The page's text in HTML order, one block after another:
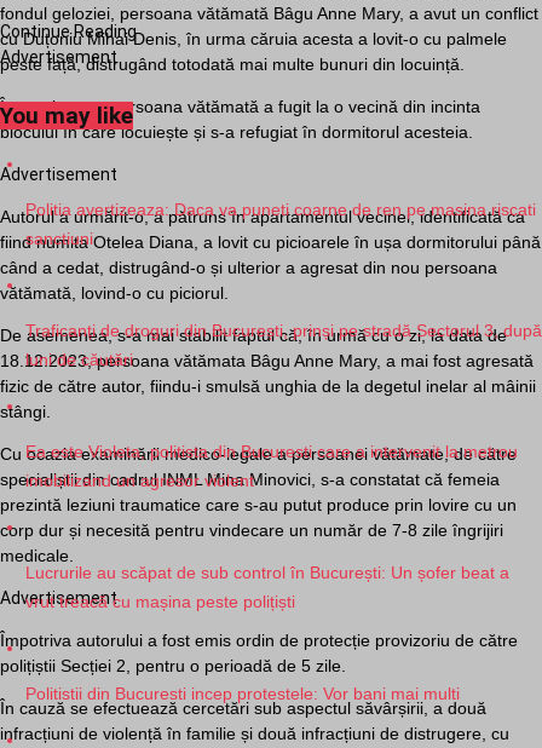
fondul geloziei, persoana vătămată Bâgu Anne Mary, a avut un conflict
cu Duțoniu Mihai Denis, în urma căruia acesta a lovit-o cu palmele
peste față, distrugând totodată mai multe bunuri din locuință.
În continuare, persoana vătămată a fugit la o vecină din incinta
blocului în care locuiește și s-a refugiat în dormitorul acesteia.
Advertisement
Autorul a urmărit-o, a pătruns în apartamentul vecinei, identificată ca
fiind numita Otelea Diana, a lovit cu picioarele în ușa dormitorului până
când a cedat, distrugând-o și ulterior a agresat din nou persoana
vătămată, lovind-o cu piciorul.
De asemenea, s-a mai stabilit faptul că, în urmă cu o zi, la data de
18.12.2023, persoana vătămata Bâgu Anne Mary, a mai fost agresată
fizic de către autor, fiindu-i smulsă unghia de la degetul inelar al mâinii
stângi.
Cu ocazia examinării medico-legale a persoanei vătămate, de către
specialiștii din cadrul INML Mina Minovici, s-a constatat că femeia
prezintă leziuni traumatice care s-au putut produce prin lovire cu un
corp dur și necesită pentru vindecare un număr de 7-8 zile îngrijiri
medicale.
Advertisement
Împotriva autorului a fost emis ordin de protecție provizoriu de către
polițiștii Secției 2, pentru o perioadă de 5 zile.
În cauză se efectuează cercetări sub aspectul săvârșirii, a două
infracțiuni de violență în familie și două infracțiuni de distrugere, cu
Continue Reading
Advertisement
You may like
Politia avertizeaza: Daca va puneti coarne de ren pe masina riscati
sanctiuni
Traficanți de droguri din București, prinși pe stradă Sectorul 3, după
luni de căutări
Ea este Violeta, politista din Bucuresti care a intervenit la metrou
imobilizand un agresor violent
Lucrurile au scăpat de sub control în București: Un șofer beat a
vrut treacă cu mașina peste polițiști
Politistii din Bucuresti incep protestele: Vor bani mai multi